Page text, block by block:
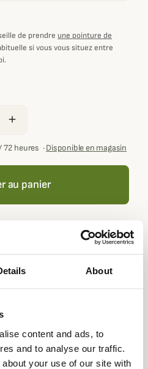
About
content and ads, to
and to analyse our traffic.
your use of our site with
de prendre une pointure de
si vous vous situez entre
add
72 heures ·Disponible en magasin
au panier
moins 100,00 € de produits
euros